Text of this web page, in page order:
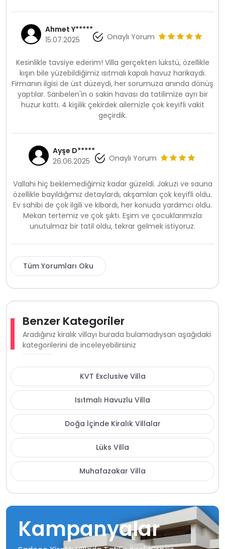
Ahmet Y*****
15.07.2025
Onaylı Yorum
Kesinlikle tavsiye ederim! Villa gerçekten lükstü, özellikle
kışın bile yüzebildiğimiz ısıtmalı kapalı havuz harikaydı.
Firmanın ilgisi de üst düzeydi, her sorumuza anında dönüş
yaptılar. Sarıbelen'in o sakin havası da tatilimize ayrı bir
huzur kattı. 4 kişilik çekirdek ailemizle çok keyifli vakit
geçirdik.
Ayşe D*****
26.06.2025
Onaylı Yorum
Vallahi hiç beklemediğimiz kadar güzeldi. Jakuzi ve sauna
özellikle bayıldığımız detaylardı, akşamları çok keyifli oldu.
Ev sahibi de çok ilgili ve kibardı, her konuda yardımcı oldu.
Mekan tertemiz ve çok şıktı. Eşim ve çocuklarımızla
unutulmaz bir tatil oldu, tekrar gelmek istiyoruz.
Tüm Yorumları Oku
Benzer Kategoriler
Aradığınız kiralık villayı burada bulamadıysan aşağıdaki
kategorilerini de inceleyebilirsiniz
KVT Exclusive Villa
Isıtmalı Havuzlu Villa
Doğa İçinde Kiralık Villalar
Lüks Villa
Muhafazakar Villa
Kampanyalar